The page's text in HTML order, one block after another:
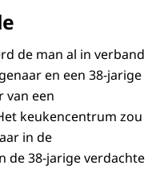
de man al in verband
en een 38-jarige
van een
keukencentrum zou
in de
de 38-jarige verdachte